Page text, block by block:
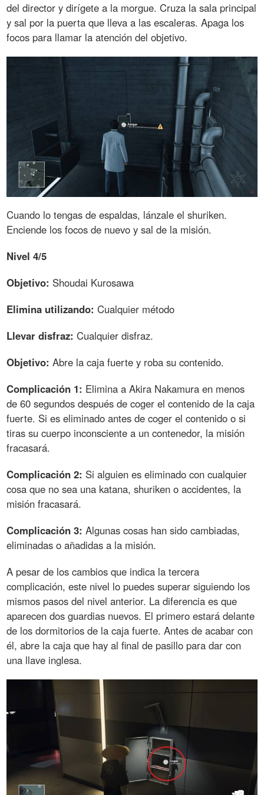
del director y dirígete a la morgue. Cruza la sala principal
y sal por la puerta que lleva a las escaleras. Apaga los
focos para llamar la atención del objetivo.
Cuando lo tengas de espaldas, lánzale el shuriken.
Enciende los focos de nuevo y sal de la misión.
Nivel 4/5
Objetivo: Shoudai Kurosawa
Elimina utilizando: Cualquier método
Llevar disfraz: Cualquier disfraz.
Objetivo: Abre la caja fuerte y roba su contenido.
Complicación 1: Elimina a Akira Nakamura en menos
de 60 segundos después de coger el contenido de la caja
fuerte. Si es eliminado antes de coger el contenido o si
tiras su cuerpo inconsciente a un contenedor, la misión
fracasará.
Complicación 2: Si alguien es eliminado con cualquier
cosa que no sea una katana, shuriken o accidentes, la
misión fracasará.
Complicación 3: Algunas cosas han sido cambiadas,
eliminadas o añadidas a la misión.
A pesar de los cambios que indica la tercera
complicación, este nivel lo puedes superar siguiendo los
mismos pasos del nivel anterior. La diferencia es que
aparecen dos guardias nuevos. El primero estará delante
de los dormitorios de la caja fuerte. Antes de acabar con
él, abre la caja que hay al final de pasillo para dar con
una llave inglesa.